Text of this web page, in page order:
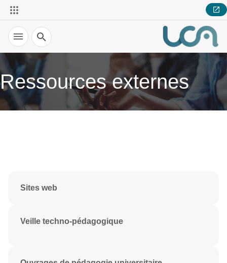
Recherche
Ressources externes
Sites web
Veille techno-pédagogique